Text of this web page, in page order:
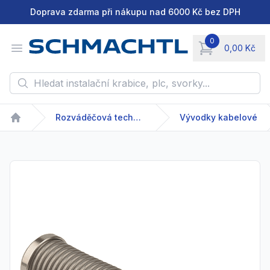
Doprava zdarma při nákupu nad 6000 Kč bez DPH
Open menu
0
0,00 Kč
items in cart,
Hledat instalační krabice, plc, svorky...
Home
Rozváděčová technika Vývodky kabelové